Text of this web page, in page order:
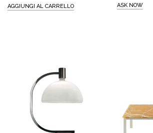
AGGIUNGI AL CARRELLO ASK NOW